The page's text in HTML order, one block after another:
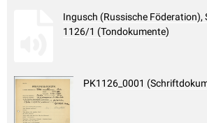
Ingusch (Russische Föderation),
1126/1 (Tondokumente)
PK1126_0001